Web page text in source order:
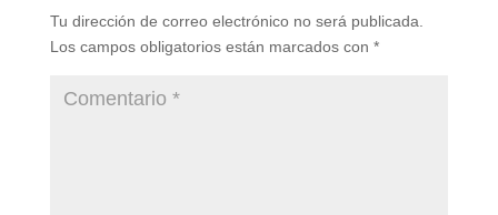
Tu dirección de correo electrónico no será publicada.
Los campos obligatorios están marcados con *